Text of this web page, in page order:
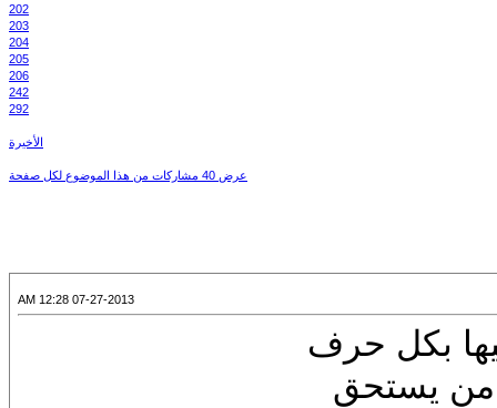
202
203
204
205
206
242
292
الأخيرة
عرض 40 مشاركات من هذا الموضوع لكل صفحة
07-27-2013 12:28 AM
بكل حرف
من يستحق